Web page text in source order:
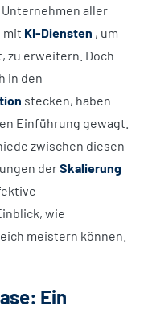
aller
mit KI-Diensten , um
zu erweitern. Doch
in den
stecken, haben
Einführung gewagt.
zwischen diesen
derSkalierung
wie
meistern können.
Ein